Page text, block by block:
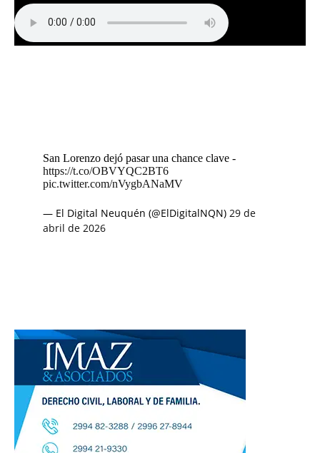
San Lorenzo dejó pasar una chance clave -
https://t.co/OBVYQC2BT6
pic.twitter.com/nVygbANaMV
— El Digital Neuquén (@ElDigitalNQN) 29 de
abril de 2026